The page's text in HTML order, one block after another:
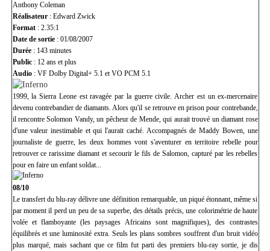
Anthony Coleman
Réalisateur: Edward Zwick
Format: 2.35:1
Date de sortie: 01/08/2007
Durée: 143 minutes
Public: 12 ans et plus
Audio: VF Dolby Digital+ 5.1 et VO PCM 5.1
1999, la Sierra Leone est ravagée par la guerre civile. Archer est un ex-mercenaire
devenu contrebandier de diamants. Alors qu'il se retrouve en prison pour contrebande,
il rencontre Solomon Vandy, un pêcheur de Mende, qui aurait trouvé un diamant rose
d'une valeur inestimable et qui l'aurait caché. Accompagnés de Maddy Bowen, une
journaliste de guerre, les deux hommes vont s'aventurer en territoire rebelle pour
retrouver ce rarissime diamant et secourir le fils de Salomon, capturé par les rebelles
pour en faire un enfant soldat...
08/10
Le transfert du blu-ray délivre une définition remarquable, un piqué étonnant, même si
par moment il perd un peu de sa superbe, des détails précis, une colorimétrie de haute
volée et flamboyante (les paysages Africains sont magnifiques), des contrastes
équilibrés et une luminosité extra. Seuls les plans sombres souffrent d'un bruit vidéo
plus marqué, mais sachant que ce film fut parti des premiers blu-ray sortie, je dis